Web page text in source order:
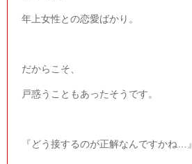
年上女性との恋愛ばかり。
だからこそ、
戸惑うこともあったそうです。
『どう接するのが正解なんですかね…』